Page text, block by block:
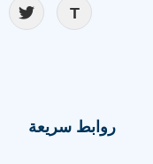
روابط سريعة